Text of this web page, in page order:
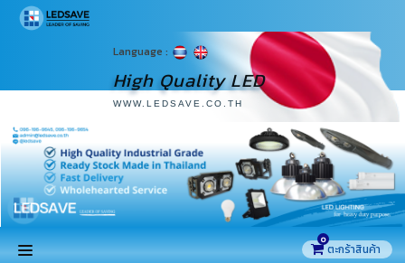
Language :
High Quality LED
WWW.LEDSAVE.CO.TH
0